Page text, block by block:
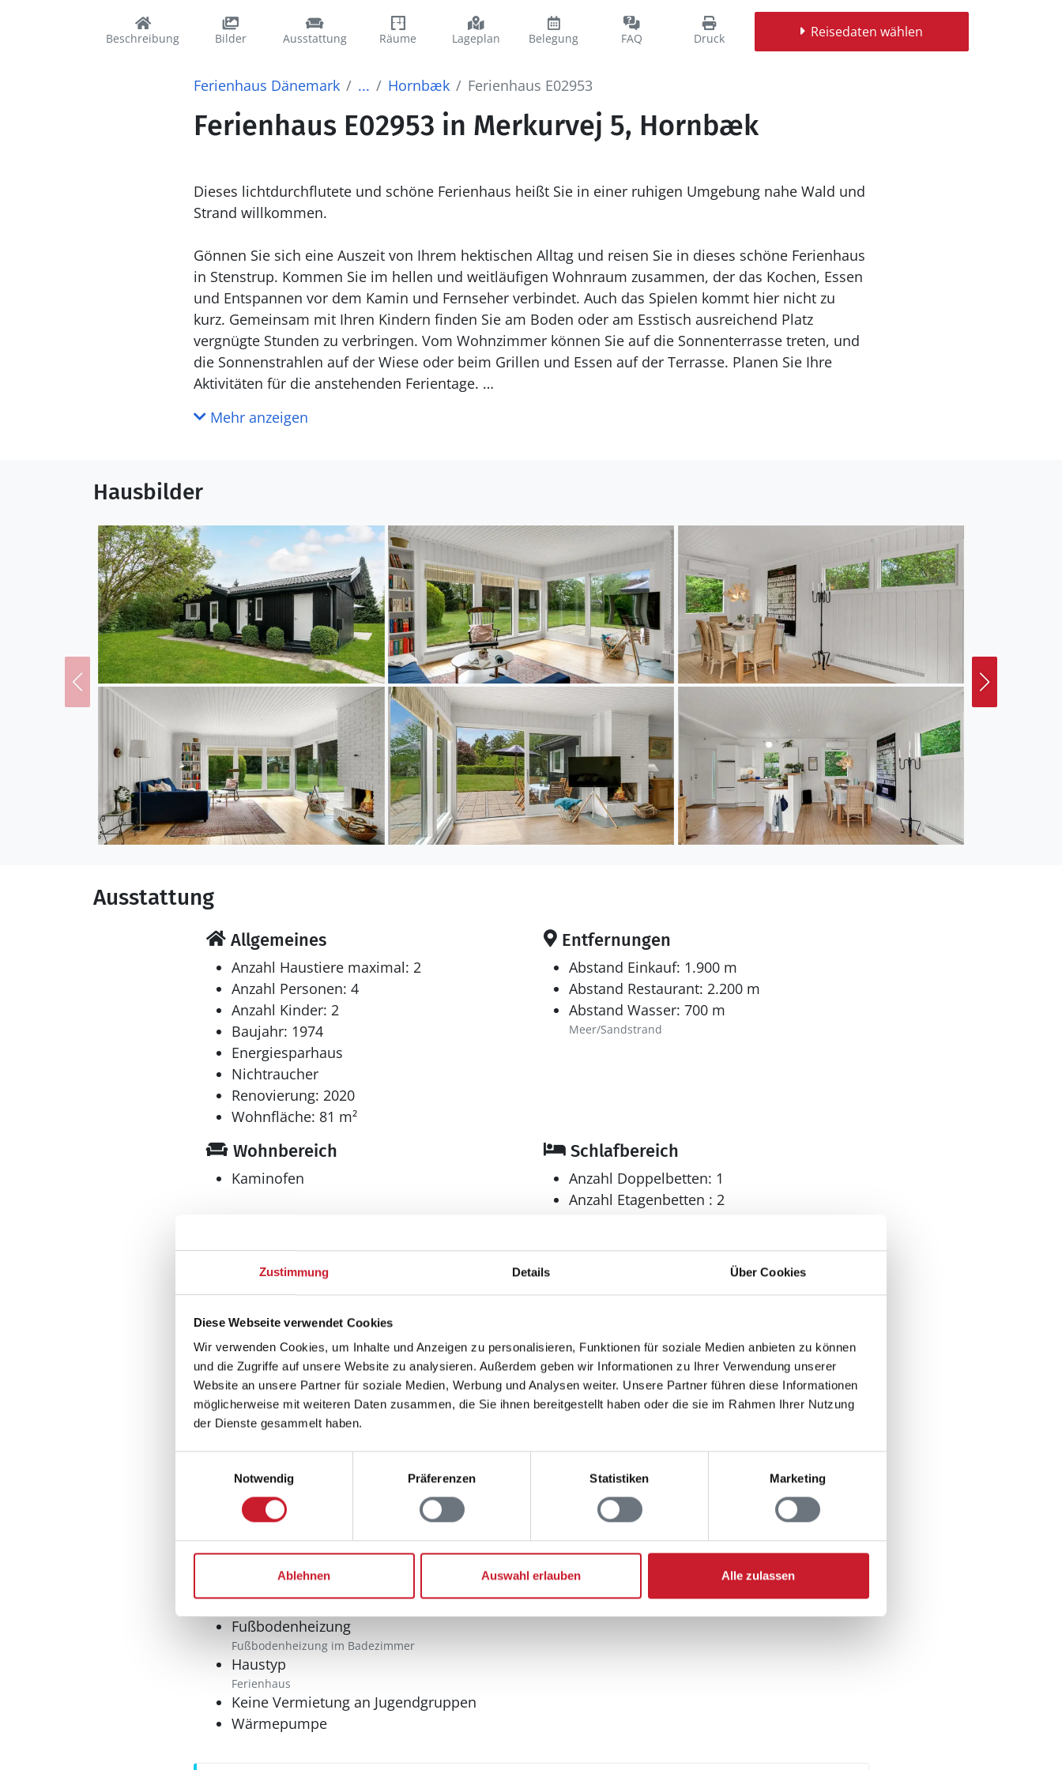
Zustimmung Details Über Cookies
Diese Webseite verwendet Cookies
Wir verwenden Cookies, um Inhalte und Anzeigen zu personalisieren, Funktionen für soziale Medien anbieten zu können
und die Zugriffe auf unsere Website zu analysieren. Außerdem geben wir Informationen zu Ihrer Verwendung unserer
Website an unsere Partner für soziale Medien, Werbung und Analysen weiter. Unsere Partner führen diese Informationen
möglicherweise mit weiteren Daten zusammen, die Sie ihnen bereitgestellt haben oder die sie im Rahmen Ihrer Nutzung
der Dienste gesammelt haben.
Notwendig
Präferenzen Statistiken Marketing
Ablehnen Auswahl erlauben Alle zulassen
Beschreibung Bilder Ausstattung Räume Lageplan Belegung FAQ Druck Reisedaten wählen
Ferienhaus Dänemark ... Hornbæk Ferienhaus E02953
Ferienhaus E02953 in Merkurvej 5, Hornbæk
Dieses lichtdurchflutete und schöne Ferienhaus heißt Sie in einer ruhigen Umgebung nahe Wald und
Strand willkommen.
Gönnen Sie sich eine Auszeit von Ihrem hektischen Alltag und reisen Sie in dieses schöne Ferienhaus
in Stenstrup. Kommen Sie im hellen und weitläufigen Wohnraum zusammen, der das Kochen, Essen
und Entspannen vor dem Kamin und Fernseher verbindet. Auch das Spielen kommt hier nicht zu
kurz. Gemeinsam mit Ihren Kindern finden Sie am Boden oder am Esstisch ausreichend Platz
vergnügte Stunden zu verbringen. Vom Wohnzimmer können Sie auf die Sonnenterrasse treten, und
die Sonnenstrahlen auf der Wiese oder beim Grillen und Essen auf der Terrasse. Planen Sie Ihre
Aktivitäten für die anstehenden Ferientage.
Die Lage ist ideal, um den Wald und den Strand zu erkunden. Unternehmen Sie Spaziergänge im
Cafés und verbringen viele Stunden beim Baden und Sonne und herrlichen Strandfeeling am breiten
Freuen Sie sich auf erholsame Ferien an der Dänischen Riviera!
Mehr anzeigen
Hausbilder
Ausstattung
Allgemeines
Anzahl Haustiere maximal: 2
Anzahl Personen: 4
Anzahl Kinder: 2
Baujahr: 1974
Energiesparhaus
Nichtraucher
Renovierung: 2020
Wohnfläche: 81 m²
Entfernungen
Abstand Einkauf: 1.900 m
Abstand Restaurant: 2.200 m
Abstand Wasser: 700 m
Meer/Sandstrand
Wohnbereich
Kaminofen
Schlafbereich
Anzahl Doppelbetten: 1
Anzahl Etagenbetten : 2
Küche
Geschirrspüler
Elektroherd mit Backofen
Kaffeemaschine
Kühlschrank
Mikrowelle
Tiefkühler: 10 l
Gefrierfach
Bad
Waschmaschine
Multimedia
Internet
WLAN
Aussenbereich
Gartenmöbel
Kugelgrill
Sonstiges
Fußbodenheizung
Fußbodenheizung im Badezimmer
Haustyp
Ferienhaus
Keine Vermietung an Jugendgruppen
Wärmepumpe